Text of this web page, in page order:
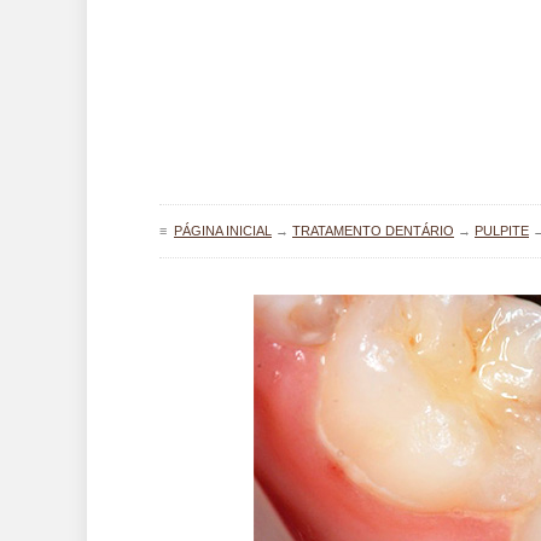
≡ PÁGINA INICIAL → TRATAMENTO DENTÁRIO → PULPITE